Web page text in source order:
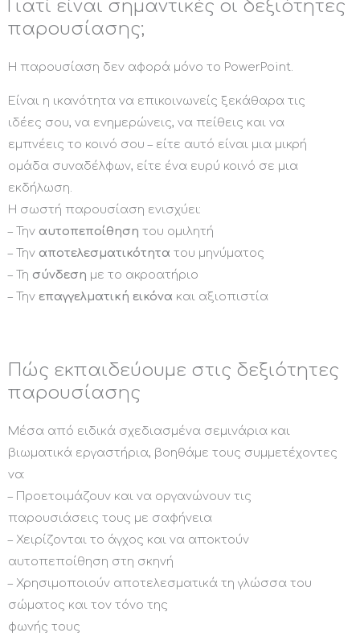
Γιατί είναι σημαντικές οι δεξιότητες
παρουσίασης;
Η παρουσίαση δεν αφορά μόνο το PowerPoint.
Είναι η ικανότητα να επικοινωνείς ξεκάθαρα τις
ιδέες σου, να ενημερώνεις, να πείθεις και να
εμπνέεις το κοινό σου – είτε αυτό είναι μια μικρή
ομάδα συναδέλφων, είτε ένα ευρύ κοινό σε μια
εκδήλωση.
Η σωστή παρουσίαση ενισχύει:
– Την αυτοπεποίθηση του ομιλητή
– Την αποτελεσματικότητα του μηνύματος
– Τη σύνδεση με το ακροατήριο
– Την επαγγελματική εικόνα και αξιοπιστία
Πώς εκπαιδεύουμε στις δεξιότητες
παρουσίασης
Μέσα από ειδικά σχεδιασμένα σεμινάρια και
βιωματικά εργαστήρια, βοηθάμε τους συμμετέχοντες
να:
– Προετοιμάζουν και να οργανώνουν τις
παρουσιάσεις τους με σαφήνεια
– Χειρίζονται το άγχος και να αποκτούν
αυτοπεποίθηση στη σκηνή
– Χρησιμοποιούν αποτελεσματικά τη γλώσσα του
σώματος και τον τόνο της
φωνής τους